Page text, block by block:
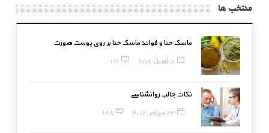
منتخب ها
ماسک حنا و فوائد ماسک حنا بر روی پوست صورت
18 آوریل, 2018 199
نکات جالب روانشناسی
23 سپتامبر, 2017 148